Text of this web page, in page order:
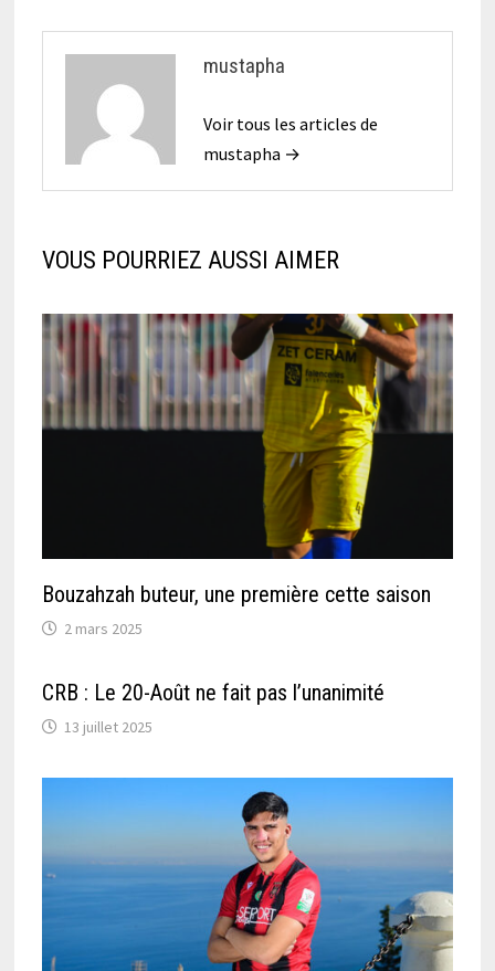
mustapha
Voir tous les articles de
mustapha →
VOUS POURRIEZ AUSSI AIMER
Bouzahzah buteur, une première cette saison
2 mars 2025
CRB : Le 20-Août ne fait pas l’unanimité
13 juillet 2025